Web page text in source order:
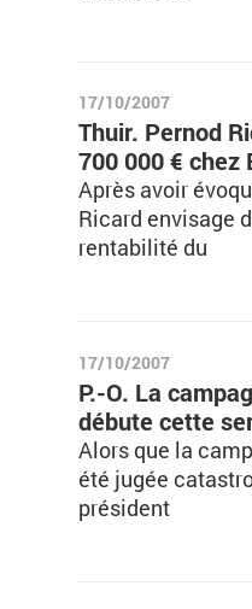
17/10/2007
Thuir. Pernod
700 000 € chez
Après avoir
Ricard envisage
rentabilité du
17/10/2007
P.-O. La
débute cette
Alors que la
été jugée
président